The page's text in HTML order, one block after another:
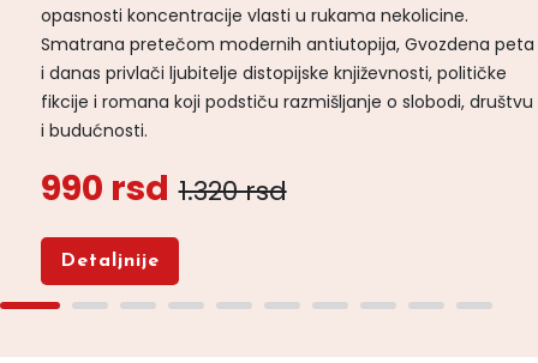
opasnosti koncentracije vlasti u rukama nekolicine.
Smatrana pretečom modernih antiutopija, Gvozdena peta
i danas privlači ljubitelje distopijske književnosti, političke
fikcije i romana koji podstiču razmišljanje o slobodi, društvu
i budućnosti.
990 rsd 1.320 rsd
Detaljnije